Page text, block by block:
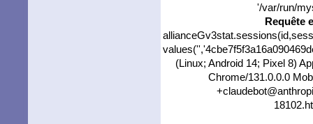
'/var/run/
Requête
(Linux; Android 14; Pixel 8)
Chrome/131.0.0.0